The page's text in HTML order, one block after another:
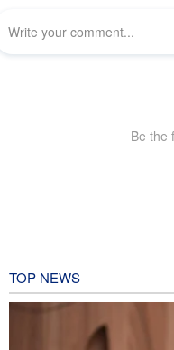
TOP NEWS